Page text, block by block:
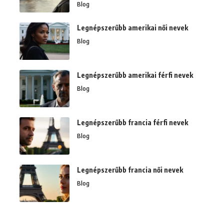
Blog
Legnépszerűbb amerikai női nevek
Blog
Legnépszerűbb amerikai férfi nevek
Blog
Legnépszerűbb francia férfi nevek
Blog
Legnépszerűbb francia női nevek
Blog